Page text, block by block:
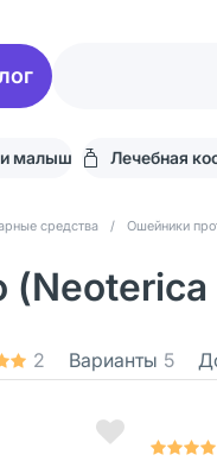
малыш Лечебная
средства / Ошейники
2 Варианты 5